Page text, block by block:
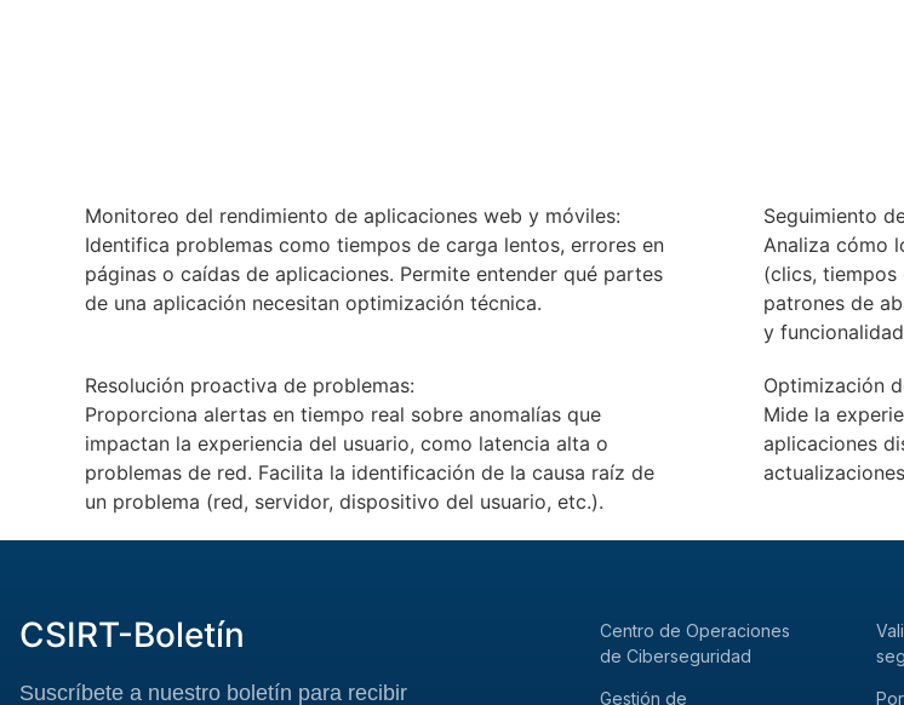
Monitoreo del rendimiento de aplicaciones web y móviles:
Identifica problemas como tiempos de carga lentos, errores en
páginas o caídas de aplicaciones. Permite entender qué partes
de una aplicación necesitan optimización técnica.
Seguimiento
Analiza cómo
(clics, tiempos
patrones de
y
Resolución proactiva de problemas:
Proporciona alertas en tiempo real sobre anomalías que
impactan la experiencia del usuario, como latencia alta o
problemas de red. Facilita la identificación de la causa raíz de
un problema (red, servidor, dispositivo del usuario, etc.).
Optimización
Mide la
aplicaciones
CSIRT-Boletín
Suscríbete a nuestro boletín para recibir
Centro de Operaciones
de Ciberseguridad
Gestión de